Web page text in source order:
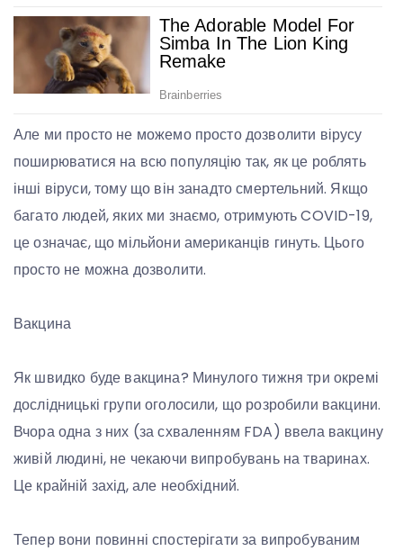
Але ми просто не можемо просто дозволити вірусу
поширюватися на всю популяцію так, як це роблять
інші віруси, тому що він занадто смертельний. Якщо
багато людей, яких ми знаємо, отримують COVID-19,
це означає, що мільйони американців гинуть. Цього
просто не можна дозволити.
Вакцина
Як швидко буде вакцина? Минулого тижня три окремі
дослідницькі групи оголосили, що розробили вакцини.
Вчора одна з них (за схваленням FDA) ввела вакцину
живій людині, не чекаючи випробувань на тваринах.
Це крайній захід, але необхідний.
Тепер вони повинні спостерігати за випробуваним